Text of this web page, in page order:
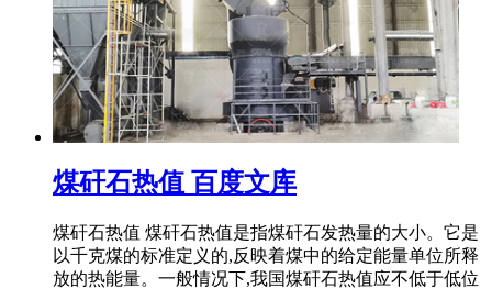
煤矸石热值 百度文库
煤矸石热值 煤矸石热值是指煤矸石发热量的大小。它是
以千克煤的标准定义的,反映着煤中的给定能量单位所释
放的热能量。一般情况下,我国煤矸石热值应不低于低位